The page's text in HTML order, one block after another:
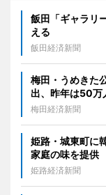
飯田「ギャラリ
える
飯田経済新聞
梅田・うめきた
出、昨年は50万
梅田経済新聞
姫路・城東町に
家庭の味を提供
姫路経済新聞